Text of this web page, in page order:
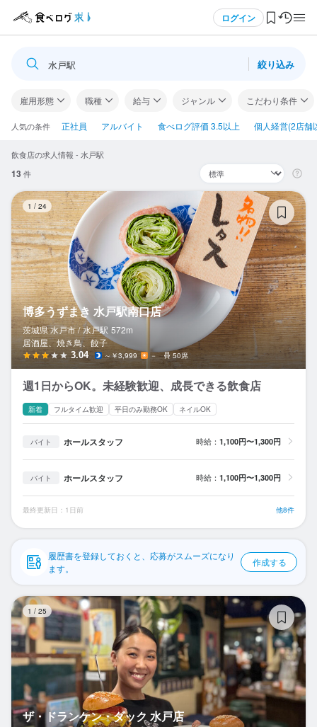
ログイン
食べログ求人TOP
求人検索
閲覧履歴
気になる求人
検索履歴・保存した条件
応募履歴
WEB履歴書
スカウト・メルマガ受信設定
ヘルプ・お問い合わせフォーム
食べログ求人PRESS
利用規約
企業情報
水戸駅 絞り込み
雇用形態 職種 給与 ジャンル こだわり条件
人気の条件 正社員 アルバイト 食べログ評価 3.5以上 個人経営(2店舗
飲食店の求人情報 - 水戸駅
13 件
1 / 24
博多うずまき 水戸駅南口店
茨城県 水戸市 / 水戸駅 572m
居酒屋、焼き鳥、餃子
3.04 ～￥3,999 － 50席
週1日からOK。未経験歓迎、成長できる飲食店
新着 フルタイム歓迎 平日のみ勤務OK ネイルOK
バイト ホールスタッフ 時給： 1,100円〜1,300円
バイト ホールスタッフ 時給： 1,100円〜1,300円
最終更新日：1日前 他8件
履歴書を登録しておくと、応募がスムーズになり
ます。
作成する
1 / 25
ザ・ドランケン・ダック 水戸店